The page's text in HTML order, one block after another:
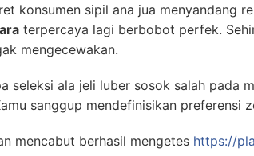
konsumen sipil ana jua menyandang
terpercaya lagi berbobot perfek.
mengecewakan.
seleksi ala jeli luber sosok salah pada
sanggup mendefinisikan preferensi
mencabut berhasil mengetes https://